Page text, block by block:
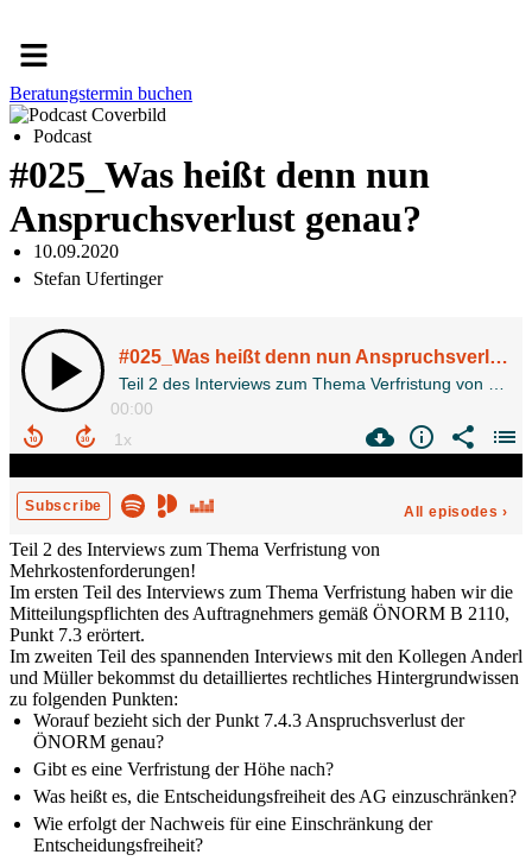
Menü
Beratungstermin buchen
Podcast
#025_Was heißt denn nun
Anspruchsverlust genau?
10.09.2020
Stefan Ufertinger
Teil 2 des Interviews zum Thema Verfristung von
Mehrkostenforderungen!
Im ersten Teil des Interviews zum Thema Verfristung haben wir die
Mitteilungspflichten des Auftragnehmers gemäß ÖNORM B 2110,
Punkt 7.3 erörtert.
Im zweiten Teil des spannenden Interviews mit den Kollegen Anderl
und Müller bekommst du detailliertes rechtliches Hintergrundwissen
zu folgenden Punkten:
Worauf bezieht sich der Punkt 7.4.3 Anspruchsverlust der
ÖNORM genau?
Gibt es eine Verfristung der Höhe nach?
Was heißt es, die Entscheidungsfreiheit des AG einzuschränken?
Wie erfolgt der Nachweis für eine Einschränkung der
Entscheidungsfreiheit?